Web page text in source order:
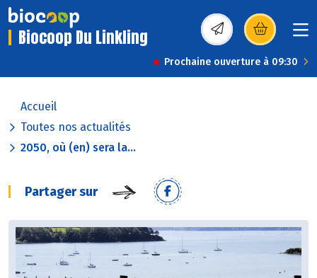
Biocoop Du Linkling (s’ouvre dans une
Prochaine ouverture à 09:30
Accueil
Toutes nos actualités
2050, où (en) sera la...
Partager sur